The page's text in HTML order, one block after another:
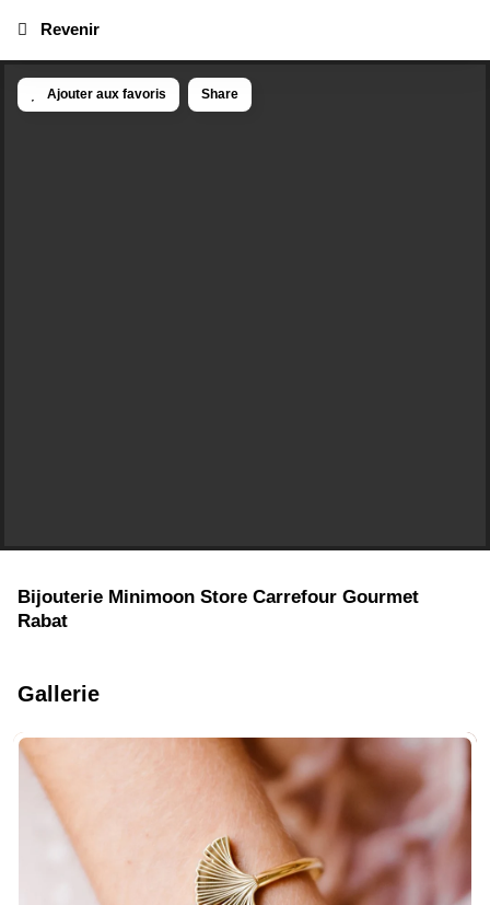
Ajouter aux favoris Share
Bijouterie Minimoon Store Carrefour Gourmet
Rabat
Gallerie
Revenir